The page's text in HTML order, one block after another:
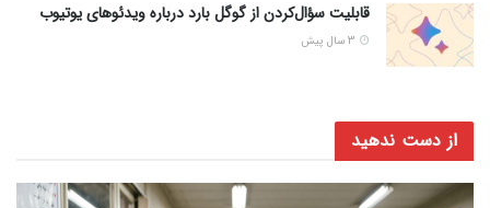
قابلیت سؤال‌کردن از گوگل بارد درباره ویدئوهای یوتیوب
از دست ندهید